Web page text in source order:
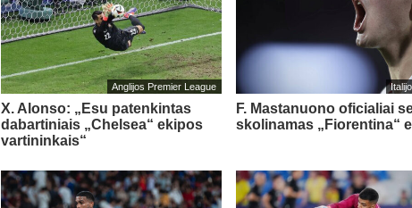
Anglijos Premier League
X. Alonso: „Esu patenkintas
dabartiniais „Chelsea“ ekipos
vartininkais“
F. Mastanuono oficialiai
skolinamas „Fiorentina“